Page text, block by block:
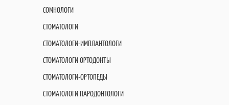
СОМНОЛОГИ
СТОМАТОЛОГИ
СТОМАТОЛОГИ-ИМПЛАНТОЛОГИ
СТОМАТОЛОГИ ОРТОДОНТЫ
СТОМАТОЛОГИ-ОРТОПЕДЫ
СТОМАТОЛОГИ ПАРОДОНТОЛОГИ